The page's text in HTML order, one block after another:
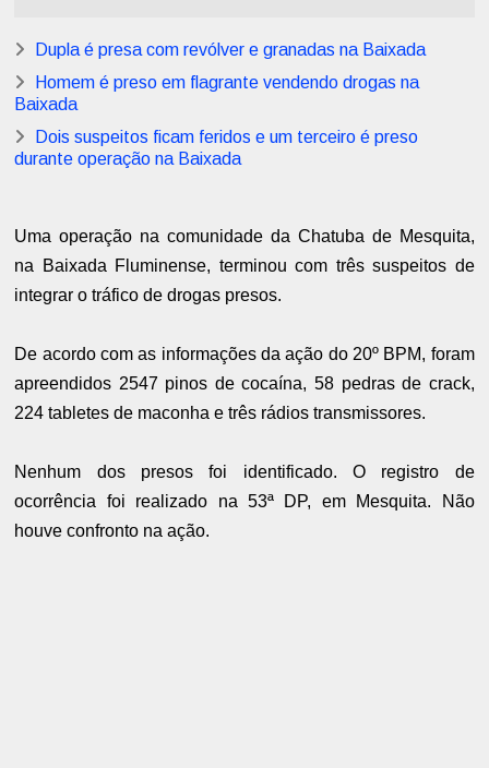
Dupla é presa com revólver e granadas na Baixada
Homem é preso em flagrante vendendo drogas na
Baixada
Dois suspeitos ficam feridos e um terceiro é preso
durante operação na Baixada
Uma operação na comunidade da Chatuba de Mesquita,
na Baixada Fluminense, terminou com três suspeitos de
integrar o tráfico de drogas presos.
De acordo com as informações da ação do 20º BPM, foram
apreendidos 2547 pinos de cocaína, 58 pedras de crack,
224 tabletes de maconha e três rádios transmissores.
Nenhum dos presos foi identificado. O registro de
ocorrência foi realizado na 53ª DP, em Mesquita. Não
houve confronto na ação.